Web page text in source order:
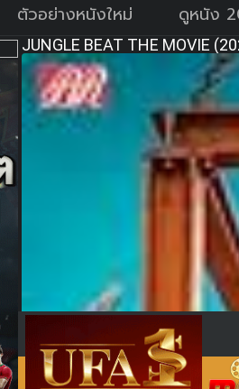
ตัวอย่างหนังใหม่ ดูหนัง
JUNGLE BEAT THE MOVIE